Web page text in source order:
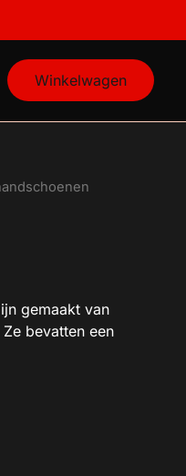
Winkelwagen
gemaakt van
bevatten een